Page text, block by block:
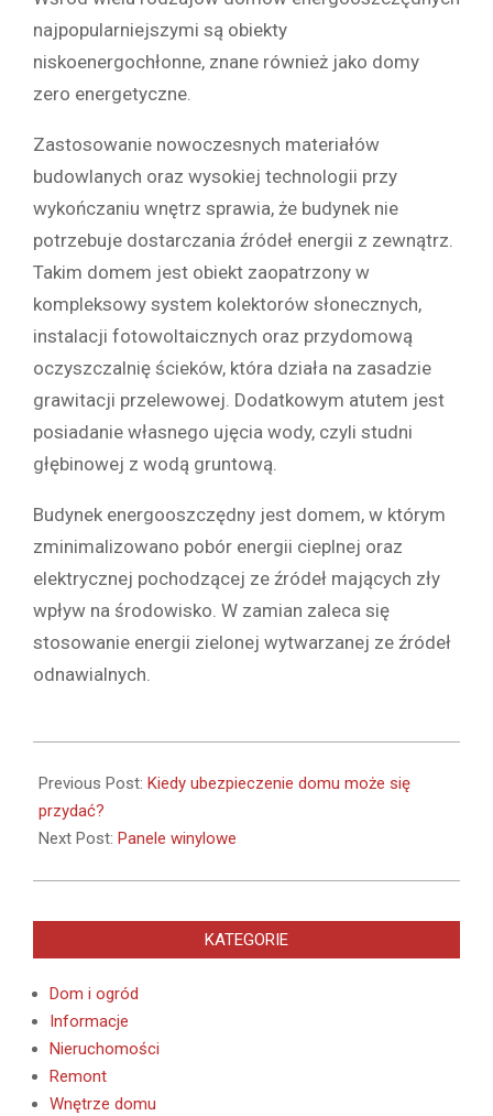
najpopularniejszymi są obiekty
niskoenergochłonne, znane również jako domy
zero energetyczne.
Zastosowanie nowoczesnych materiałów
budowlanych oraz wysokiej technologii przy
wykończaniu wnętrz sprawia, że budynek nie
potrzebuje dostarczania źródeł energii z zewnątrz.
Takim domem jest obiekt zaopatrzony w
kompleksowy system kolektorów słonecznych,
instalacji fotowoltaicznych oraz przydomową
oczyszczalnię ścieków, która działa na zasadzie
grawitacji przelewowej. Dodatkowym atutem jest
posiadanie własnego ujęcia wody, czyli studni
głębinowej z wodą gruntową.
Budynek energooszczędny jest domem, w którym
zminimalizowano pobór energii cieplnej oraz
elektrycznej pochodzącej ze źródeł mających zły
wpływ na środowisko. W zamian zaleca się
stosowanie energii zielonej wytwarzanej ze źródeł
odnawialnych.
05-
20
Previous Post: Kiedy ubezpieczenie domu może się
przydać?
Next Post: Panele winylowe
KATEGORIE
Dom i ogród
Informacje
Nieruchomości
Remont
Wnętrze domu